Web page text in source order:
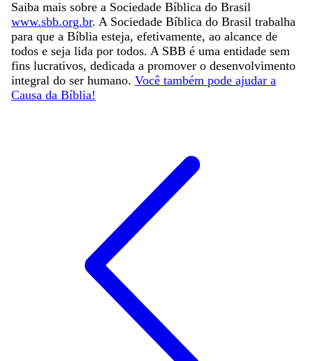
Saiba mais sobre a Sociedade Bíblica do Brasil
www.sbb.org.br. A Sociedade Bíblica do Brasil trabalha
para que a Bíblia esteja, efetivamente, ao alcance de
todos e seja lida por todos. A SBB é uma entidade sem
fins lucrativos, dedicada a promover o desenvolvimento
integral do ser humano. Você também pode ajudar a
Causa da Bíblia!